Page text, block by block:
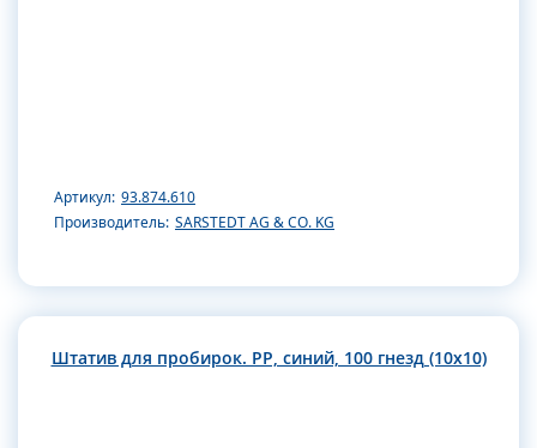
Артикул: 93.874.610
Производитель: SARSTEDT AG & CO. KG
Штатив для пробирок. РР, синий, 100 гнезд (10х10)